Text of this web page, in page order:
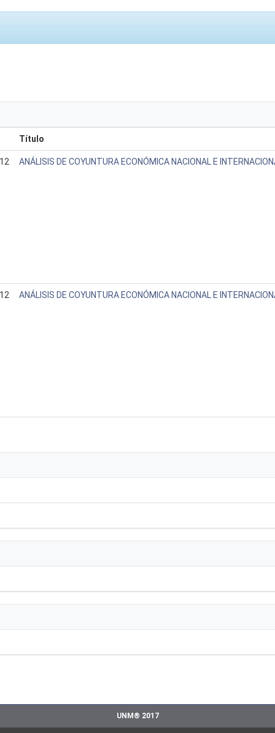
Título
ANÁLISIS DE COYUNTURA ECONÓMICA NACIONAL E
ANÁLISIS DE COYUNTURA ECONÓMICA NACIONAL E
UNM® 2017